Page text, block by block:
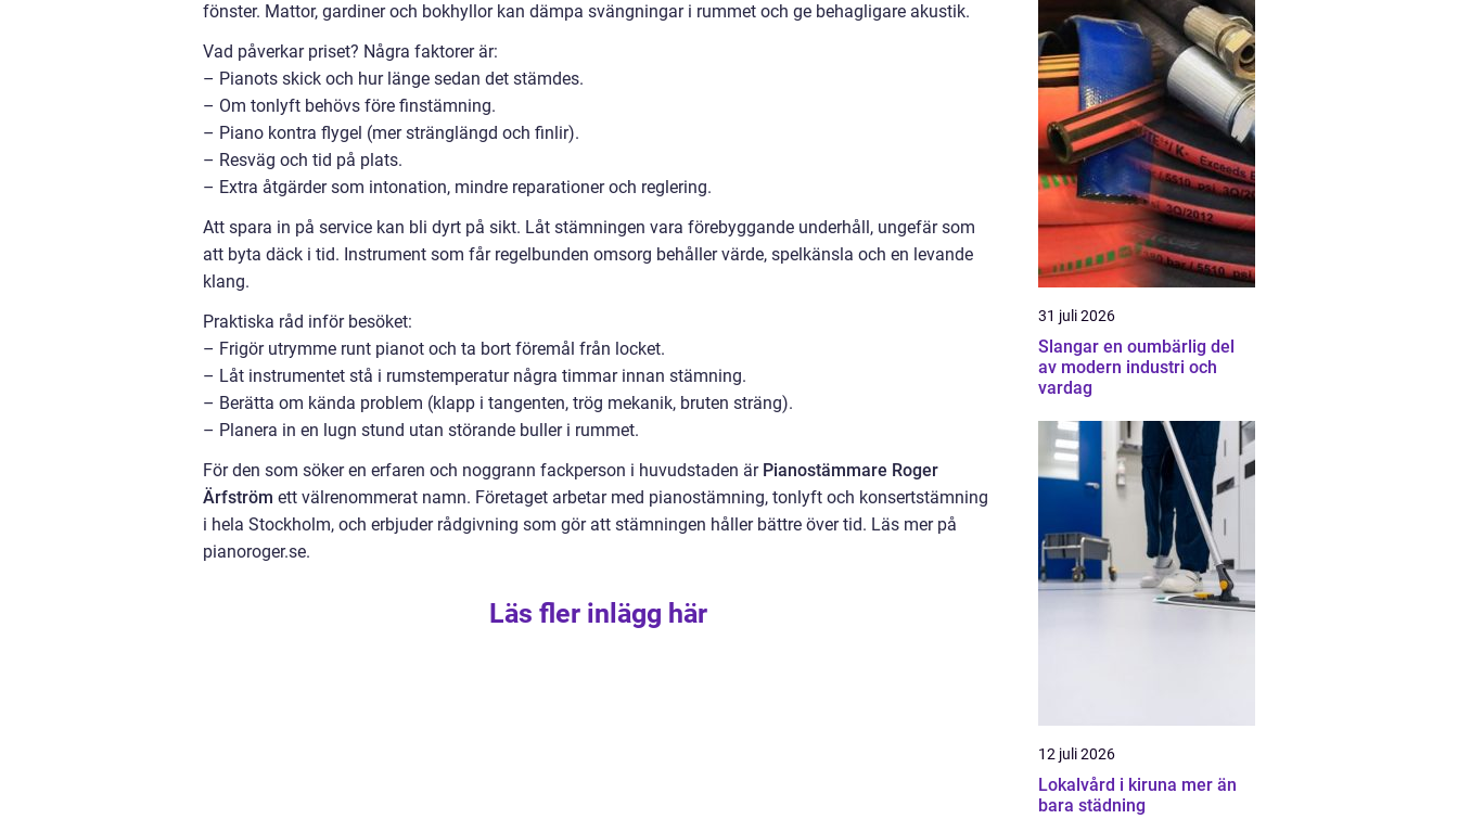
fönster. Mattor, gardiner och bokhyllor kan dämpa svängningar i rummet och ge behagligare akustik.
Vad påverkar priset? Några faktorer är:
– Pianots skick och hur länge sedan det stämdes.
– Om tonlyft behövs före finstämning.
– Piano kontra flygel (mer stränglängd och finlir).
– Resväg och tid på plats.
– Extra åtgärder som intonation, mindre reparationer och reglering.
Att spara in på service kan bli dyrt på sikt. Låt stämningen vara förebyggande underhåll, ungefär som
att byta däck i tid. Instrument som får regelbunden omsorg behåller värde, spelkänsla och en levande
klang.
Praktiska råd inför besöket:
– Frigör utrymme runt pianot och ta bort föremål från locket.
– Låt instrumentet stå i rumstemperatur några timmar innan stämning.
– Berätta om kända problem (klapp i tangenten, trög mekanik, bruten sträng).
– Planera in en lugn stund utan störande buller i rummet.
För den som söker en erfaren och noggrann fackperson i huvudstaden är Pianostämmare Roger
Ärfström ett välrenommerat namn. Företaget arbetar med pianostämning, tonlyft och konsertstämning
i hela Stockholm, och erbjuder rådgivning som gör att stämningen håller bättre över tid. Läs mer på
pianoroger.se.
Läs fler inlägg här
31 juli 2026
Slangar en oumbärlig del
av modern industri och
vardag
12 juli 2026
Lokalvård i kiruna mer än
bara städning